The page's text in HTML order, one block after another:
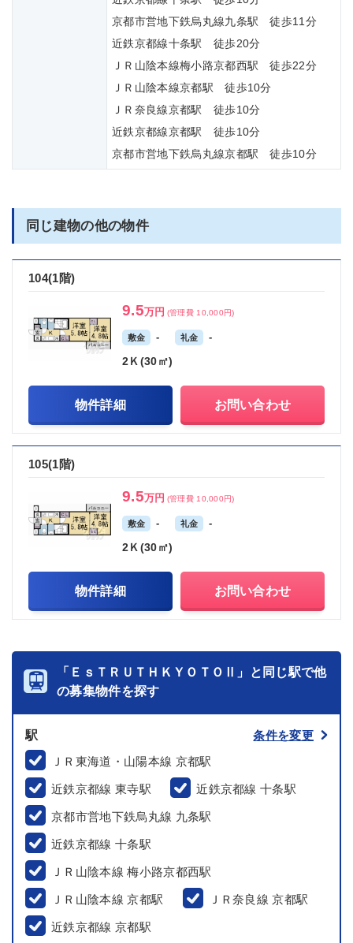
京都市営地下鉄烏丸線九条駅 徒歩11分
近鉄京都線十条駅 徒歩20分
ＪＲ山陰本線梅小路京都西駅 徒歩22分
ＪＲ山陰本線京都駅 徒歩10分
ＪＲ奈良線京都駅 徒歩10分
近鉄京都線京都駅 徒歩10分
京都市営地下鉄烏丸線京都駅 徒歩10分
同じ建物の他の物件
104(1階)
9.5万円 (管理費 10,000円)
敷金 - 礼金 -
2Ｋ(30㎡)
物件詳細 お問い合わせ
105(1階)
9.5万円 (管理費 10,000円)
敷金 - 礼金 -
2Ｋ(30㎡)
物件詳細 お問い合わせ
「ＥｓＴＲＵＴＨＫＹＯＴＯⅡ」と同じ駅で他
の募集物件を探す
駅
条件を変更
ＪＲ東海道・山陽本線 京都駅
近鉄京都線 東寺駅 近鉄京都線 十条駅
京都市営地下鉄烏丸線 九条駅
近鉄京都線 十条駅
ＪＲ山陰本線 梅小路京都西駅
ＪＲ山陰本線 京都駅 ＪＲ奈良線 京都駅
近鉄京都線 京都駅